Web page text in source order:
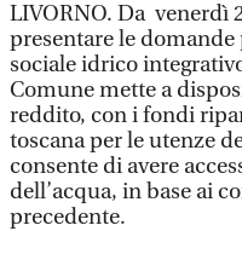
LIVORNO. Da venerdì
presentare le
sociale idrico
Comune mette a
reddito, con i fondi
toscana per le utenze
consente di avere
dell’acqua, in base ai
precedente.